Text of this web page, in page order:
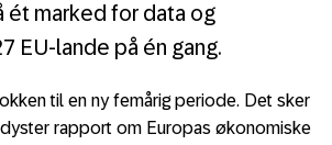
ét marked for data og
EU-lande på én gang.
til en ny femårig periode. Det sker
rapport om Europas økonomiske